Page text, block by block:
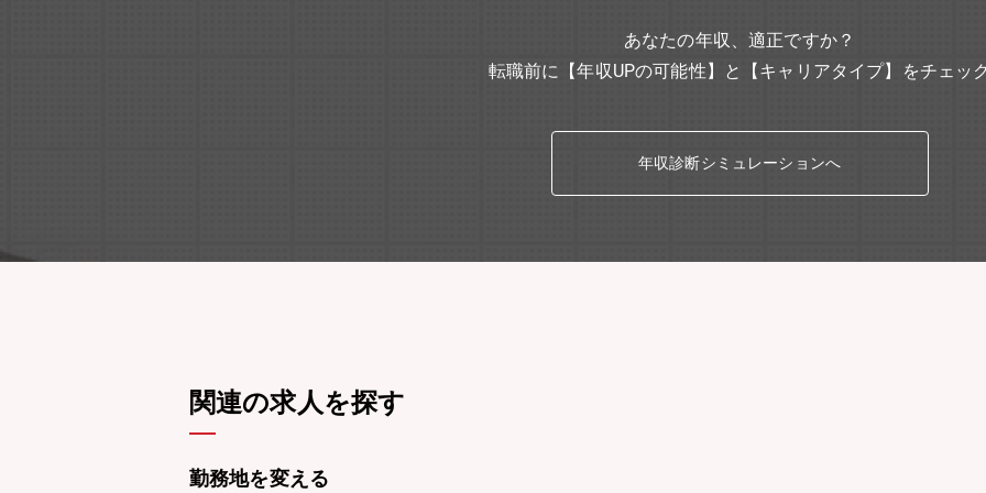
あなたの年収、適正ですか？
転職前に【年収UPの可能性】と【キャリアタイプ】をチェッ
年収診断シミュレーションへ
関連の求人を探す
勤務地を変える